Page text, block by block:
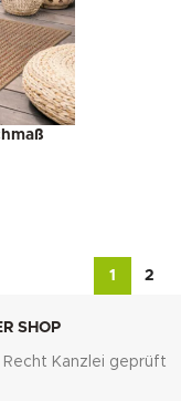
1 2
SHOP
Recht Kanzlei geprüft